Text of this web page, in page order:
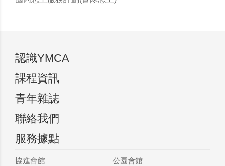
認識YMCA
課程資訊
青年雜誌
聯絡我們
服務據點
協進會館
公園會館